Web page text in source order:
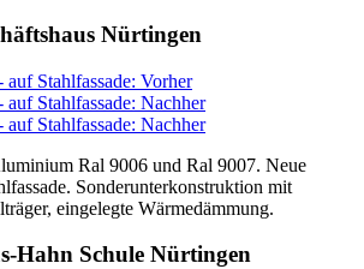
Nürtingen
Ral 9006 und Ral 9007. Neue
Sonderunterkonstruktion mit
eingelegte Wärmedämmung.
Hahn Schule Nürtingen